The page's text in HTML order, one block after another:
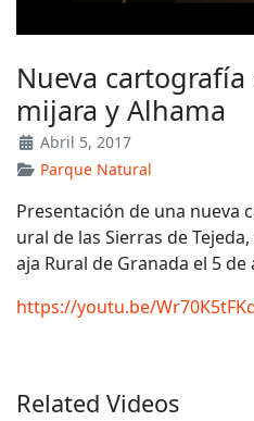
Nueva cartografía
mijara y Alhama
Abril 5, 2017
Parque Natural
Presentación de una nueva
ural de las Sierras de
aja Rural de Granada el 5 de
https://youtu.be/
Related Videos